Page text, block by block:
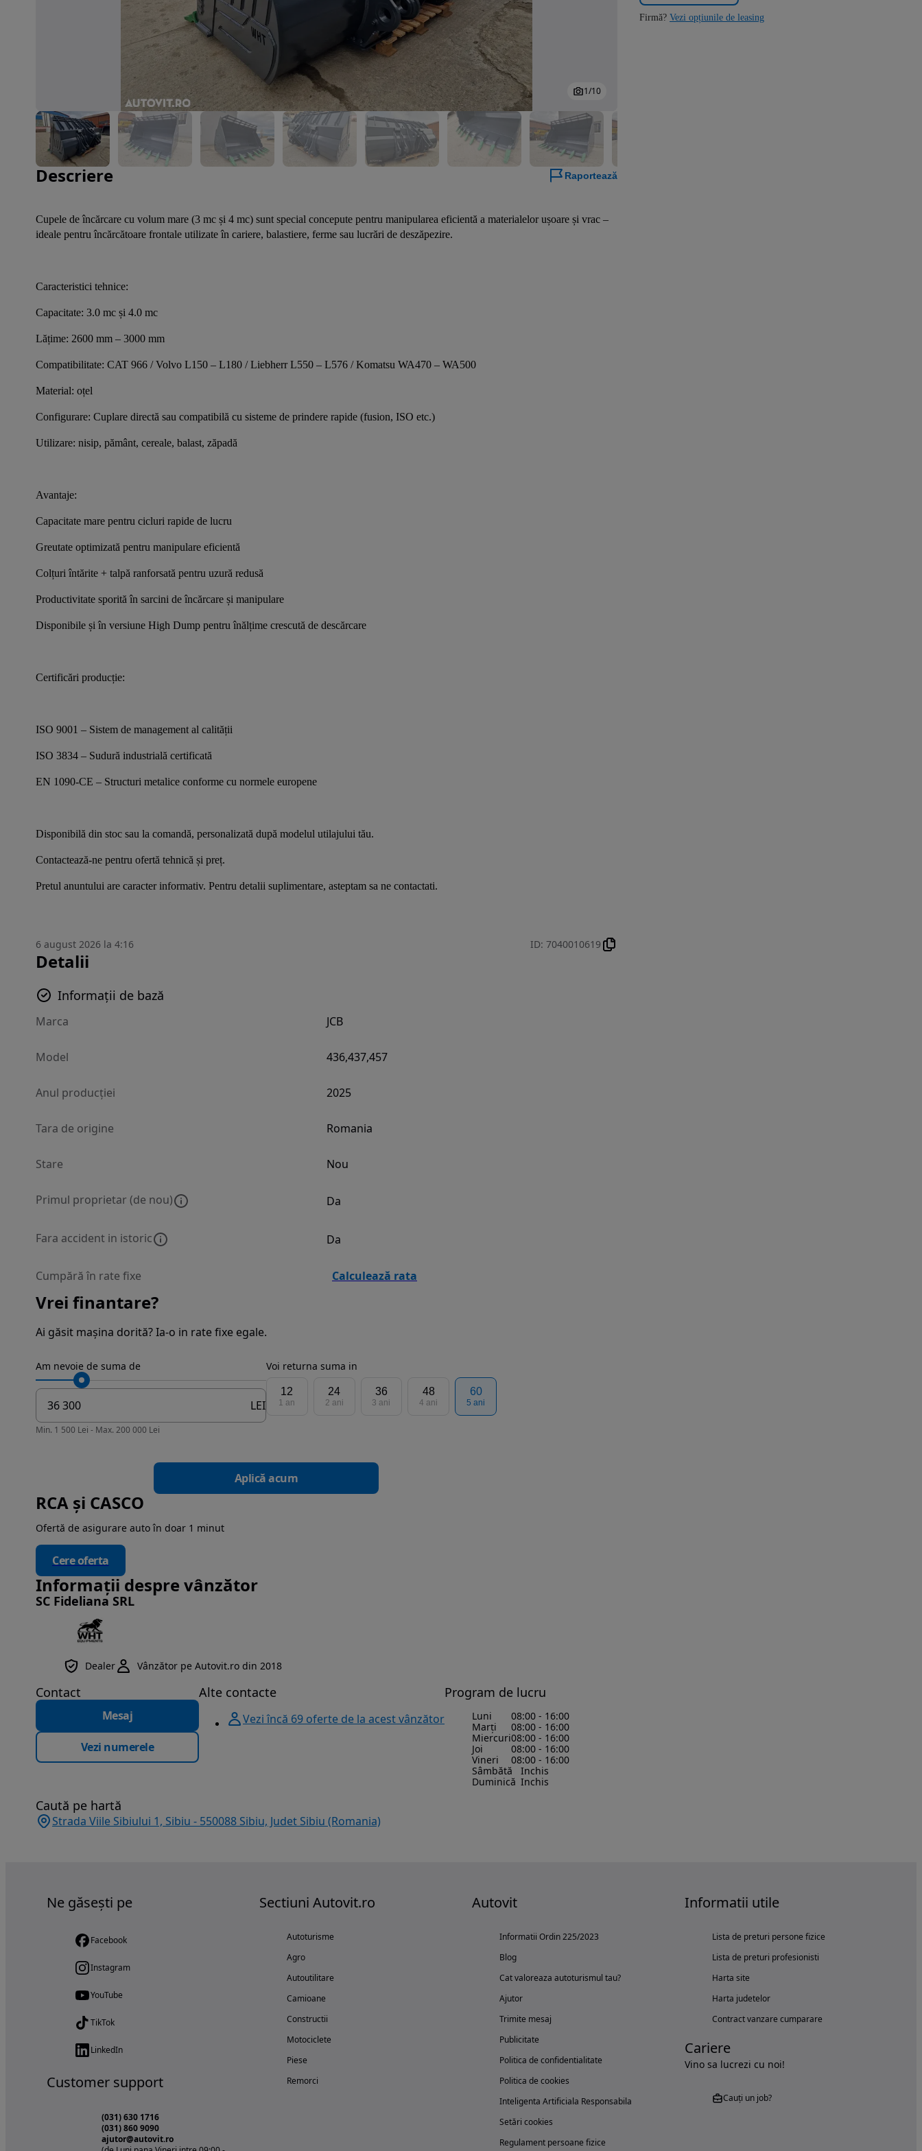
Firmă? Vezi opțiunile de leasing
Imaginea 1 din 10
1/10
Descriere Raportează
Cupele de încărcare cu volum mare (3 mc și 4 mc) sunt special concepute pentru manipularea eficientă a materialelor ușoare și vrac –
ideale pentru încărcătoare frontale utilizate în cariere, balastiere, ferme sau lucrări de deszăpezire.
Caracteristici tehnice:
Capacitate: 3.0 mc și 4.0 mc
Lățime: 2600 mm – 3000 mm
Compatibilitate: CAT 966 / Volvo L150 – L180 / Liebherr L550 – L576 / Komatsu WA470 – WA500
Material: oțel
Configurare: Cuplare directă sau compatibilă cu sisteme de prindere rapide (fusion, ISO etc.)
Utilizare: nisip, pământ, cereale, balast, zăpadă
Avantaje:
Capacitate mare pentru cicluri rapide de lucru
Greutate optimizată pentru manipulare eficientă
Colțuri întărite + talpă ranforsată pentru uzură redusă
Productivitate sporită în sarcini de încărcare și manipulare
Disponibile și în versiune High Dump pentru înălțime crescută de descărcare
Certificări producție:
ISO 9001 – Sistem de management al calității
ISO 3834 – Sudură industrială certificată
EN 1090-CE – Structuri metalice conforme cu normele europene
Disponibilă din stoc sau la comandă, personalizată după modelul utilajului tău.
Contactează-ne pentru ofertă tehnică și preț.
Pretul anuntului are caracter informativ. Pentru detalii suplimentare, asteptam sa ne contactati.
6 august 2026 la 4:16 ID: 7040010619
Detalii
Informații de bază
Marca JCB
Model 436,437,457
Anul producției 2025
Tara de origine Romania
Stare Nou
Primul proprietar (de nou) Da
Fara accident in istoric Da
Cumpără în rate fixe Calculează rata
Vrei finantare?
Ai găsit mașina dorită? Ia-o in rate fixe egale.
Am nevoie de suma de
LEI
Min. 1 500 Lei - Max. 200 000 Lei
Voi returna suma in
12
1 an
24
2 ani
36
3 ani
48
4 ani
60
5 ani
Aplică acum
RCA și CASCO
Ofertă de asigurare auto în doar 1 minut
Cere oferta
Informații despre vânzător
SC Fideliana SRL
Dealer Vânzător pe Autovit.ro din 2018
Contact
Mesaj
Vezi numerele
Alte contacte
Vezi încă 69 oferte de la acest vânzător
Program de lucru
Luni
08:00 - 16:00
Marți
08:00 - 16:00
Miercuri08:00 - 16:00
Joi
08:00 - 16:00
Vineri
08:00 - 16:00
Sâmbătă
Inchis
Duminică Inchis
Caută pe hartă
Strada Viile Sibiului 1, Sibiu - 550088 Sibiu, Judet Sibiu (Romania)
Ne găsești pe
Facebook
Instagram
YouTube
TikTok
LinkedIn
Customer support
(031) 630 1716
(031) 860 9090
ajutor@autovit.ro
Sectiuni Autovit.ro
Autoturisme
Agro
Autoutilitare
Camioane
Constructii
Motociclete
Piese
Remorci
Autovit
Informatii Ordin 225/2023
Blog
Cat valoreaza autoturismul tau?
Ajutor
Trimite mesaj
Publicitate
Politica de confidentialitate
Politica de cookies
Inteligenta Artificiala Responsabila
Setări cookies
Regulament persoane fizice
Informatii utile
Lista de preturi persone fizice
Lista de preturi profesionisti
Harta site
Harta judetelor
Contract vanzare cumparare
Cariere
Vino sa lucrezi cu noi!
Cauți un job?